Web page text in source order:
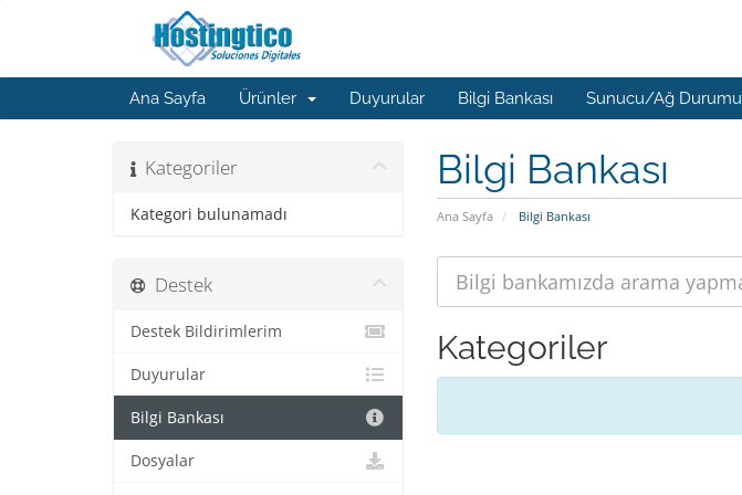
Ana Sayfa Ürünler Duyurular Bilgi Bankası Sunucu/Ağ Durumu
Bilgi Bankası
Ana Sayfa Bilgi Bankası
Kategoriler
Kategori bulunamadı
Kategoriler
Destek
Destek Bildirimlerim
Duyurular
Bilgi Bankası
Dosyalar